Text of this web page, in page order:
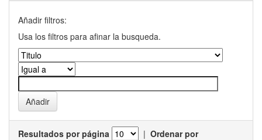
Añadir filtros:
Usa los filtros para afinar la busqueda.
Resultados por página | Ordenar por